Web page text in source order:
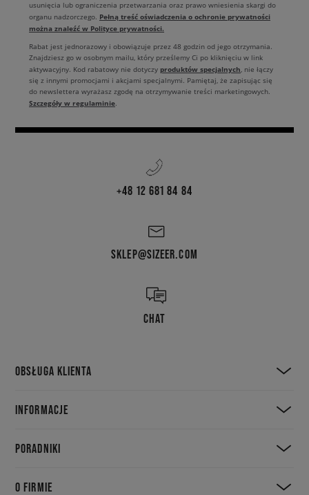
usunięcia lub ograniczenia przetwarzania oraz prawo wniesienia skargi do
organu nadzorczego. Pełną treść oświadczenia o ochronie prywatności
można znaleźć w Polityce prywatności.
Rabat jest jednorazowy i obowiązuje przez 48 godzin od jego otrzymania.
Znajdziesz go w osobnym mailu, który prześlemy Ci po kliknięciu w link
aktywacyjny. Kod rabatowy nie dotyczy produktów specjalnych, nie łączy
się z innymi promocjami i akcjami specjalnymi. Pamiętaj, że zapisując się
do newslettera wyrażasz zgodę na otrzymywanie treści marketingowych.
Szczegóły w regulaminie.
+48 12 681 84 84
SKLEP@SIZEER.COM
CHAT
OBSŁUGA KLIENTA
INFORMACJE
PORADNIKI
O FIRMIE